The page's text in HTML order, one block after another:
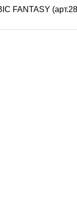
FANTASY